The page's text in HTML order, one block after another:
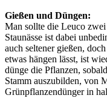
Gießen und Düngen:
Man sollte die Leuco
Staunässe ist dabei
auch seltener gießen,
etwas hängen lässt, ist
dünge die Pflanzen,
Stamm auszubilden, von
Grünpflanzendünger in